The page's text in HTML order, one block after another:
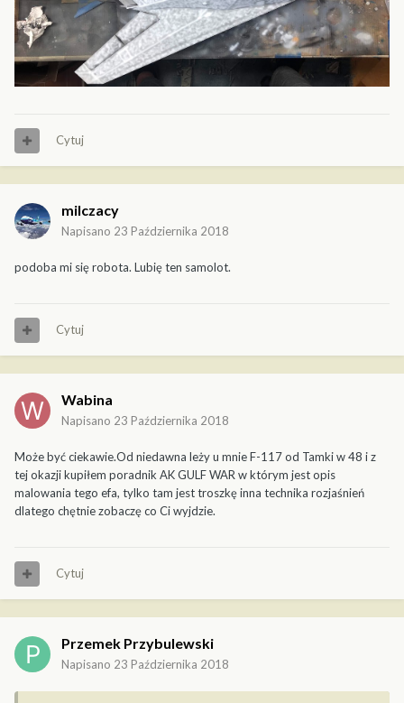
Cytuj
milczacy
Napisano 23 Października 2018
podoba mi się robota. Lubię ten samolot.
Cytuj
Wabina
Napisano 23 Października 2018
Może być ciekawie.Od niedawna leży u mnie F-117 od Tamki w 48 i z
tej okazji kupiłem poradnik AK GULF WAR w którym jest opis
malowania tego efa, tylko tam jest troszkę inna technika rozjaśnień
dlatego chętnie zobaczę co Ci wyjdzie.
Cytuj
Przemek Przybulewski
Napisano 23 Października 2018